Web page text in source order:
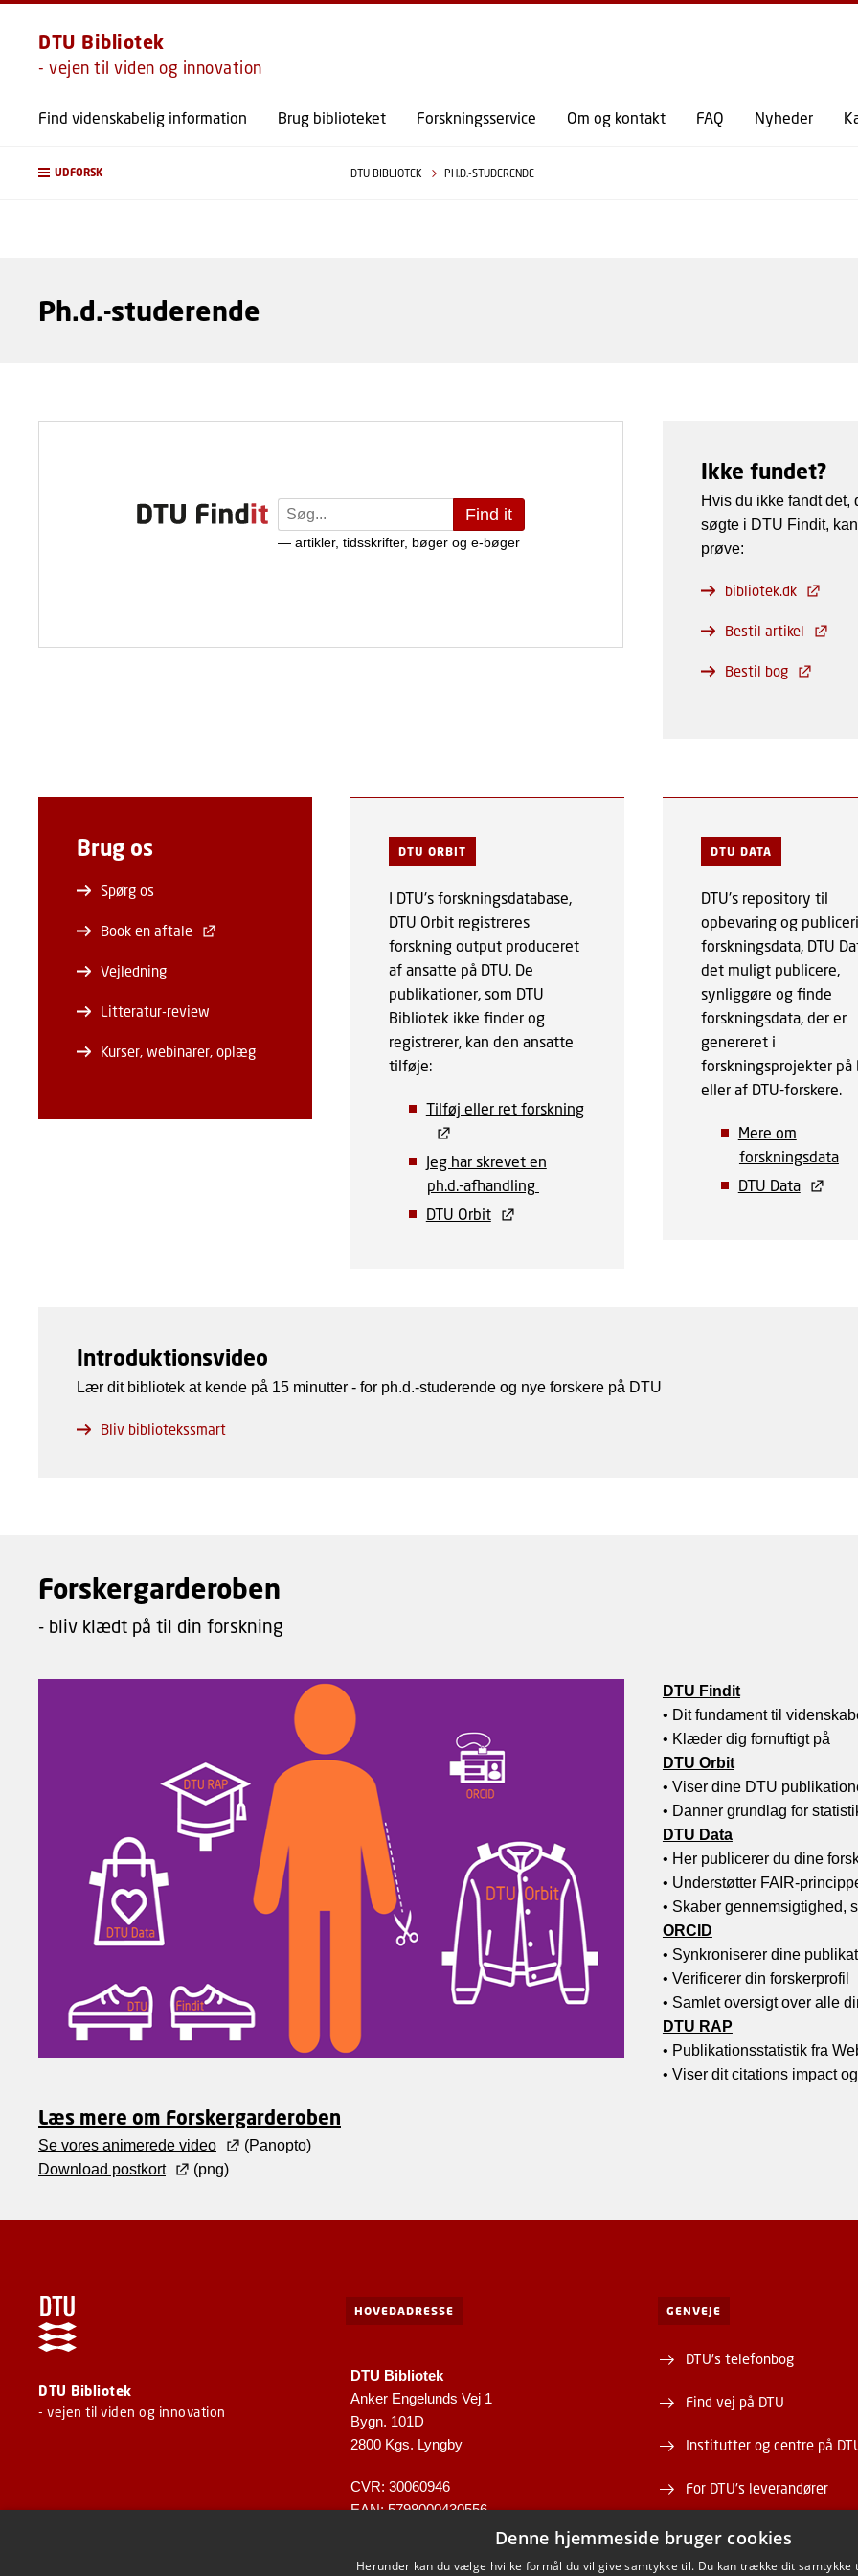
GÅ TIL PRIMÆRT INDHOLD (TRYK ENTER).
DTU Bibliotek
- vejen til viden og innovation
Find videnskabelig information Brug biblioteket Forskningsservice Om og kontakt FAQ Nyheder
UDFORSK DTU BIBLIOTEK PH.D.-STUDERENDE
Ph.d.-studerende
Ikke fundet?
Hvis du ikke fandt det,
søgte i DTU Findit,
prøve:
bibliotek.dk
Bestil artikel
Bestil bog
Brug os
Spørg os
Book en aftale
Vejledning
Litteratur-review
Kurser, webinarer, oplæg
DTU ORBIT
I DTU's forskningsdatabase,
DTU Orbit registreres
forskning output produceret
af ansatte på DTU. De
publikationer, som DTU
Bibliotek ikke finder og
registrerer, kan den ansatte
tilføje:
Tilføj eller ret forskning
Jeg har skrevet en
ph.d.-afhandling
DTU Orbit
DTU DATA
DTU's repository til
opbevaring og
forskningsdata, DTU
det muligt publicere,
synliggøre og finde
forskningsdata, der er
genereret i
forskningsprojekter på
eller af DTU-forskere.
Mere om
forskningsdata
DTU Data
Introduktionsvideo
Lær dit bibliotek at kende på 15 minutter - for ph.d.-studerende og nye forskere på DTU
Bliv bibliotekssmart
Forskergarderoben
- bliv klædt på til din forskning
Læs mere om Forskergarderoben
Se vores animerede video
(Panopto)
Download postkort
(png)
DTU Findit
• Dit fundament til
• Klæder dig fornuftigt på
DTU Orbit
• Viser dine DTU
• Danner grundlag for
DTU Data
• Her publicerer du dine
• Understøtter FAIR-
• Skaber gennemsigtighed,
ORCID
• Synkroniserer dine
• Verificerer din forskerprofil
• Samlet oversigt over alle
DTU RAP
• Publikationsstatistik fra
• Viser dit citations impact
DTU Bibliotek
- vejen til viden og innovation
HOVEDADRESSE
DTU Bibliotek
Anker Engelunds Vej 1
Bygn. 101D
2800 Kgs. Lyngby
CVR: 30060946
EAN: 5798000430556
GENVEJE
DTU's telefonbog
Find vej på DTU
Institutter og centre på
For DTU's leverandører
Om og kontakt DTU Bibliotek
Denne hjemmeside bruger cookies
Herunder kan du vælge hvilke formål du vil give samtykke til. Du kan trække dit samtykke